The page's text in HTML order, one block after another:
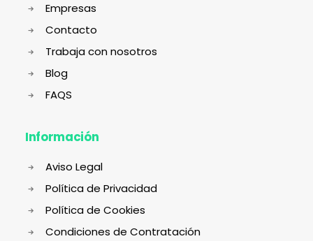
Empresas
Contacto
Trabaja con nosotros
Blog
FAQS
Información
Aviso Legal
Política de Privacidad
Política de Cookies
Condiciones de Contratación